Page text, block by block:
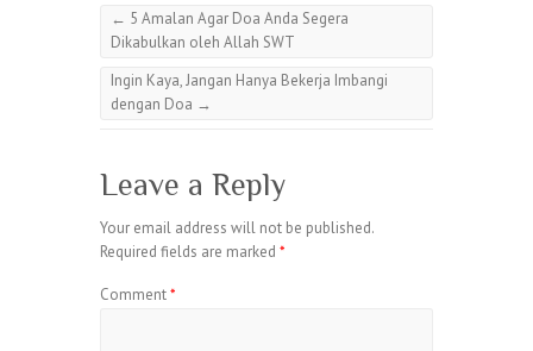
← 5 Amalan Agar Doa Anda Segera
Dikabulkan oleh Allah SWT
Ingin Kaya, Jangan Hanya Bekerja Imbangi
dengan Doa →
Leave a Reply
Your email address will not be published.
Required fields are marked *
Comment*